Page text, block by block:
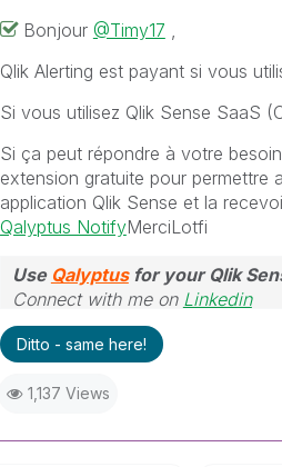
Bonjour @Timy17 ,
Qlik Alerting est payant si vous
Si vous utilisez Qlik Sense SaaS
Si ça peut répondre à votre
extension gratuite pour permettre
application Qlik Sense et la
Qalyptus NotifyMerciLotfi
Use Qalyptusfor your Qlik
Connect with me on Linkedin
Ditto - same here!
1,137 Views